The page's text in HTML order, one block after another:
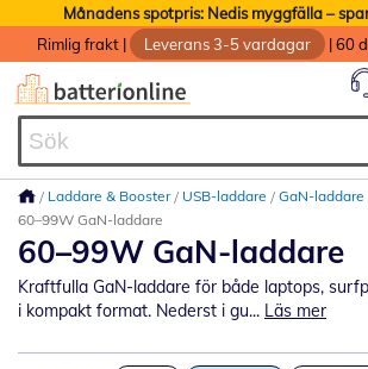
Månadens spotpris: Nedis myggfälla –
Rimlig frakt | Leverans 3-5 vardagar |60
Laddare & Booster USB-laddare
GaN-laddare
60–99W GaN-laddare
60–99W GaN-laddare
Kraftfulla GaN-laddare för både laptops,
i kompakt format. Nederst i gu... Läs mer